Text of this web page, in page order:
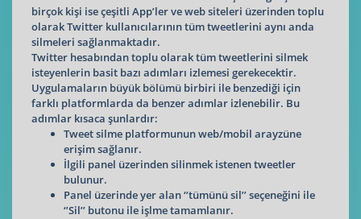
birçok kişi ise çeşitli App’ler ve web siteleri üzerinden toplu
olarak Twitter kullanıcılarının tüm tweetlerini aynı anda
silmeleri sağlanmaktadır.
Twitter hesabından toplu olarak tüm tweetlerini silmek
isteyenlerin basit bazı adımları izlemesi gerekecektir.
Uygulamaların büyük bölümü birbiri ile benzediği için
farklı platformlarda da benzer adımlar izlenebilir. Bu
adımlar kısaca şunlardır:
Tweet silme platformunun web/mobil arayzüne
erişim sağlanır.
İlgili panel üzerinden silinmek istenen tweetler
bulunur.
Panel üzerinde yer alan ‘’tümünü sil’’ seçeneğini ile
‘’Sil’’ butonu ile işlme tamamlanır.